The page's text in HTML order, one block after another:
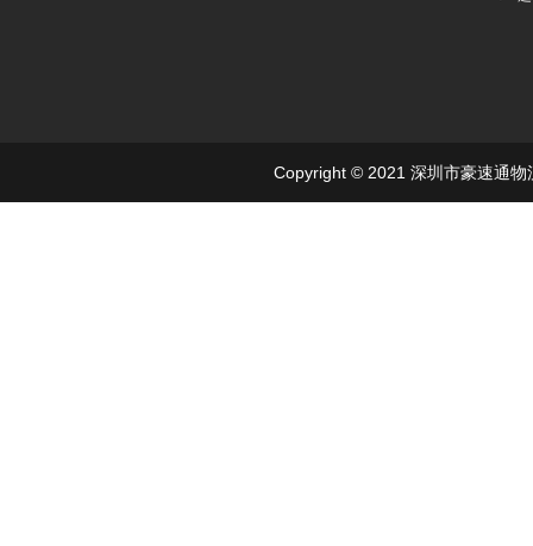
Copyright © 2021 深圳市豪速通